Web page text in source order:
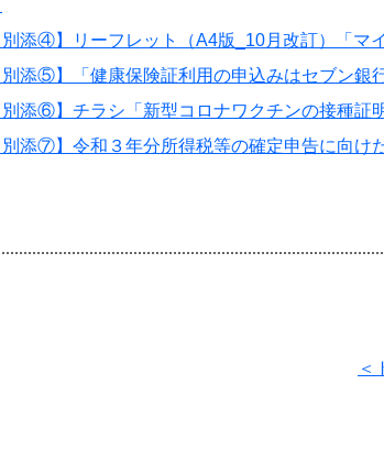
別添④】リーフレット（A4版_10月改訂）「マ
別添⑤】「健康保険証利用の申込みはセブン銀
別添⑥】チラシ「新型コロナワクチンの接種証
別添⑦】令和３年分所得税等の確定申告に向け
＜